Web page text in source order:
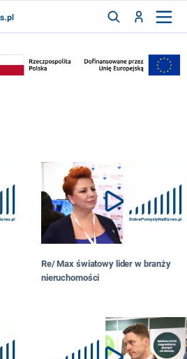
ZALOGUJ
ZAREJESTRUJ
Re/ Max światowy lider w branży
nieruchomości